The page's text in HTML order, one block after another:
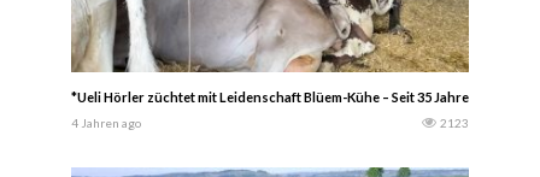
*Ueli Hörler züchtet mit Leidenschaft Blüem-Kühe – Seit 35 Jahren stehen
4 Jahren ago 2123